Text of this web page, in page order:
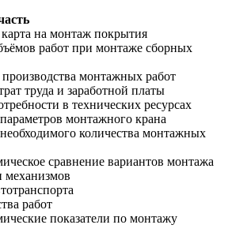
на монтаж покрытия
работ при монтаже сборных
монтажных работ
труда и заработной платы
в технических ресурсах
монтажного крана
количества монтажных
сравнение вариантов монтажа
работ
показатели по монтажу